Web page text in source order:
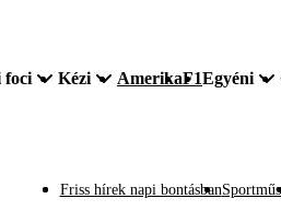
foci Kézi AmerikaF1Egyéni
Friss hírek napi bontásban